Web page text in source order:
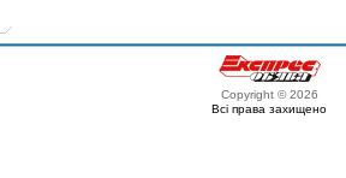
Copyright © 2026
Всі права захищено